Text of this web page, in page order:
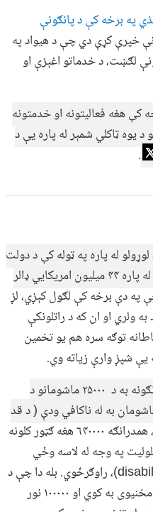
په برخه کې د پانګونې
خپرې کړې دي چې د هیواد په
لګښت، د خدماتو اغېزې او
کې هغه فعالیتونه او خدمتونه
یوه ټاکلي شمېر له پاره یې د
.
له پاره په ټوله کې د دولت
د پانګونې اړتیا د پنځو کلونو له پاره ۴۴ میلیون امریکايي ډالر
په دې برخه کې لګول کېږي، لږ
عاید به ولري او ان که د راتلونکې
توګه سره هم یو تخمین
شپږ وارې زیاته وي.
د تغذیې په برخه کې دغه پانګونه به د ۲۵۰۰۰ ماشومانو د
مخه ونیسي او ۴۰۰۰ ماشومان به له ناکافي ودې ( د قد
، همدرانګه ۶۴۰۰۰۰ هغه ګټور کلونه
په وجه له لاسه وځي
(disability-adjusted life years)، راوګرځوي. بله دا چې د
ویني د کموالي د ۹۰۰۰۰ پېښو مخنیوی به کوي او ۱۰۰۰۰۰ نور